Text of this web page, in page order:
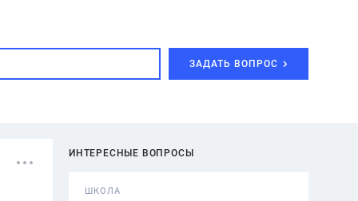
ЗАДАТЬ ВОПРОС
ИНТЕРЕСНЫЕ ВОПРОСЫ
ШКОЛА